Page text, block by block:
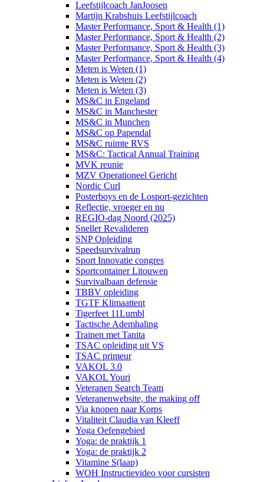
Leefstijlcoach JanJoosen
Martijn Krabshuis Leefstijlcoach
Master Performance, Sport & Health (1)
Master Performance, Sport & Health (2)
Master Performance, Sport & Health (3)
Master Performance, Sport & Health (4)
Meten is Weten (1)
Meten is Weten (2)
Meten is Weten (3)
MS&C in Engeland
MS&C in Manchester
MS&C in Munchen
MS&C op Papendal
MS&C ruimte RVS
MS&C: Tactical Annual Training
MVK reunie
MZV Operationeel Gericht
Nordic Curl
Posterboys en de Losport-gezichten
Reflectie, vroeger en nu
REGIO-dag Noord (2025)
Sneller Revalideren
SNP Opleiding
Speedsurvivalrun
Sport Innovatie congres
Sportcontainer Litouwen
Survivalbaan defensie
TBBV opleiding
TGTF Klimaattent
Tigerfeet 11Lumbl
Tactische Ademhaling
Trainen met Tanita
TSAC opleiding uit VS
TSAC primeur
VAKOL 3.0
VAKOL Youri
Veteranen Search Team
Veteranenwebsite, the making off
Via knopen naar Korps
Vitaliteit Claudia van Kleeff
Yoga Oefengebied
Yoga: de praktijk 1
Yoga: de praktijk 2
Vitamine S(laap)
WOH Instructievideo voor cursisten